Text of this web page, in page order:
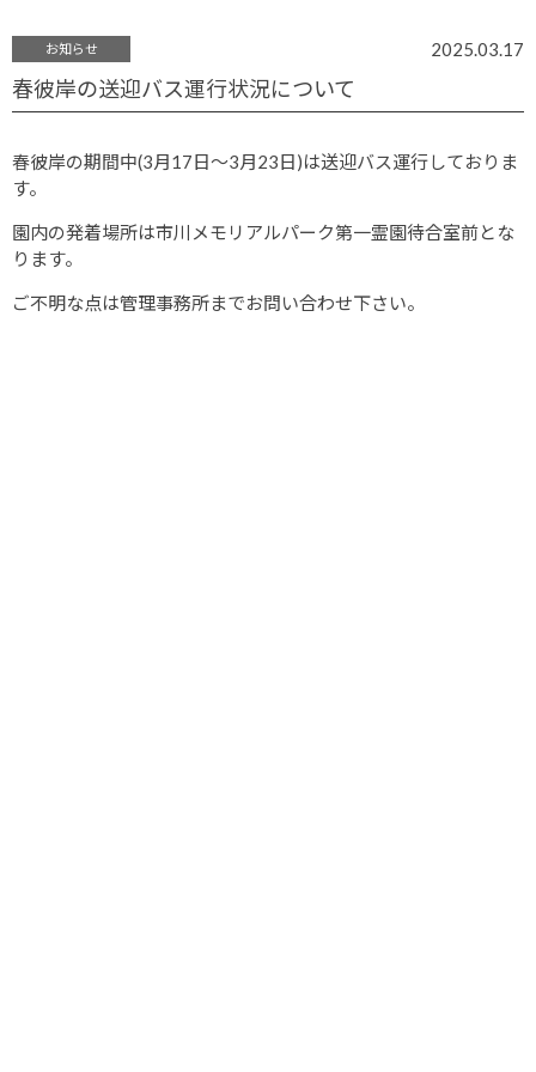
お知らせ 2025.03.17
春彼岸の送迎バス運行状況について
春彼岸の期間中(3月17日～3月23日)は送迎バス運行しておりま
す。
園内の発着場所は市川メモリアルパーク第一霊園待合室前とな
ります。
ご不明な点は管理事務所までお問い合わせ下さい。